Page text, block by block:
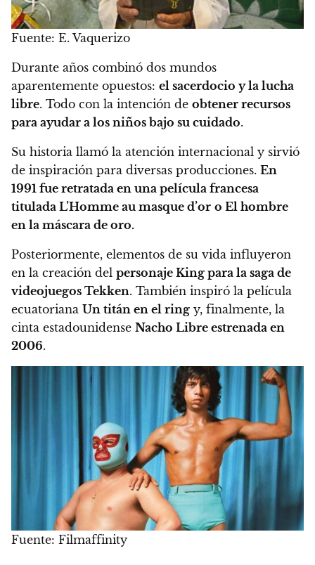
Fuente: E. Vaquerizo
Durante años combinó dos mundos
aparentemente opuestos: el sacerdocio y la lucha
libre. Todo con la intención de obtener recursos
para ayudar a los niños bajo su cuidado.
Su historia llamó la atención internacional y sirvió
de inspiración para diversas producciones. En
1991 fue retratada en una película francesa
titulada L’Homme au masque d’or o El hombre
en la máscara de oro.
Posteriormente, elementos de su vida influyeron
en la creación del personaje King para la saga de
videojuegos Tekken. También inspiró la película
ecuatoriana Un titán en el ring y, finalmente, la
cinta estadounidense Nacho Libre estrenada en
2006.
Fuente: Filmaffinity